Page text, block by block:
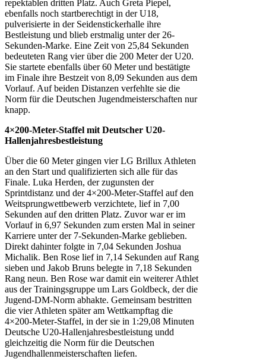
repektablen dritten Platz. Auch Greta Piepel,
ebenfalls noch startberechtigt in der U18,
pulverisierte in der Seidenstickerhalle ihre
Bestleistung und blieb erstmalig unter der 26-
Sekunden-Marke. Eine Zeit von 25,84 Sekunden
bedeuteten Rang vier über die 200 Meter der U20.
Sie startete ebenfalls über 60 Meter und bestätigte
im Finale ihre Bestzeit von 8,09 Sekunden aus dem
Vorlauf. Auf beiden Distanzen verfehlte sie die
Norm für die Deutschen Jugendmeisterschaften nur
knapp.
4×200-Meter-Staffel mit Deutscher U20-
Hallenjahresbestleistung
Über die 60 Meter gingen vier LG Brillux Athleten
an den Start und qualifizierten sich alle für das
Finale. Luka Herden, der zugunsten der
Sprintdistanz und der 4×200-Meter-Staffel auf den
Weitsprungwettbewerb verzichtete, lief in 7,00
Sekunden auf den dritten Platz. Zuvor war er im
Vorlauf in 6,97 Sekunden zum ersten Mal in seiner
Karriere unter der 7-Sekunden-Marke geblieben.
Direkt dahinter folgte in 7,04 Sekunden Joshua
Michalik. Ben Rose lief in 7,14 Sekunden auf Rang
sieben und Jakob Bruns belegte in 7,18 Sekunden
Rang neun. Ben Rose war damit ein weiterer Athlet
aus der Trainingsgruppe um Lars Goldbeck, der die
Jugend-DM-Norm abhakte. Gemeinsam bestritten
die vier Athleten später am Wettkampftag die
4×200-Meter-Staffel, in der sie in 1:29,08 Minuten
Deutsche U20-Hallenjahresbestleistung undd
gleichzeitig die Norm für die Deutschen
Jugendhallenmeisterschaften liefen.